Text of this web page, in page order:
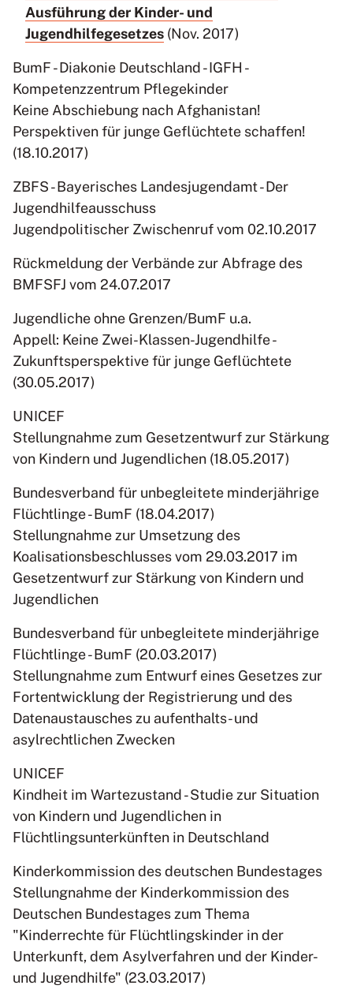
Ausführung der Kinder- und
Jugendhilfegesetzes (Nov. 2017)
BumF - Diakonie Deutschland - IGFH -
Kompetenzzentrum Pflegekinder
Keine Abschiebung nach Afghanistan!
Perspektiven für junge Geflüchtete schaffen!
(18.10.2017)
ZBFS - Bayerisches Landesjugendamt - Der
Jugendhilfeausschuss
Jugendpolitischer Zwischenruf vom 02.10.2017
Rückmeldung der Verbände zur Abfrage des
BMFSFJ vom 24.07.2017
Jugendliche ohne Grenzen/BumF u.a.
Appell: Keine Zwei-Klassen-Jugendhilfe -
Zukunftsperspektive für junge Geflüchtete
(30.05.2017)
UNICEF
Stellungnahme zum Gesetzentwurf zur Stärkung
von Kindern und Jugendlichen (18.05.2017)
Bundesverband für unbegleitete minderjährige
Flüchtlinge - BumF (18.04.2017)
Stellungnahme zur Umsetzung des
Koalisationsbeschlusses vom 29.03.2017 im
Gesetzentwurf zur Stärkung von Kindern und
Jugendlichen
Bundesverband für unbegleitete minderjährige
Flüchtlinge - BumF (20.03.2017)
Stellungnahme zum Entwurf eines Gesetzes zur
Fortentwicklung der Registrierung und des
Datenaustausches zu aufenthalts- und
asylrechtlichen Zwecken
UNICEF
Kindheit im Wartezustand - Studie zur Situation
von Kindern und Jugendlichen in
Flüchtlingsunterkünften in Deutschland
Kinderkommission des deutschen Bundestages
Stellungnahme der Kinderkommission des
Deutschen Bundestages zum Thema
"Kinderrechte für Flüchtlingskinder in der
Unterkunft, dem Asylverfahren und der Kinder-
und Jugendhilfe" (23.03.2017)